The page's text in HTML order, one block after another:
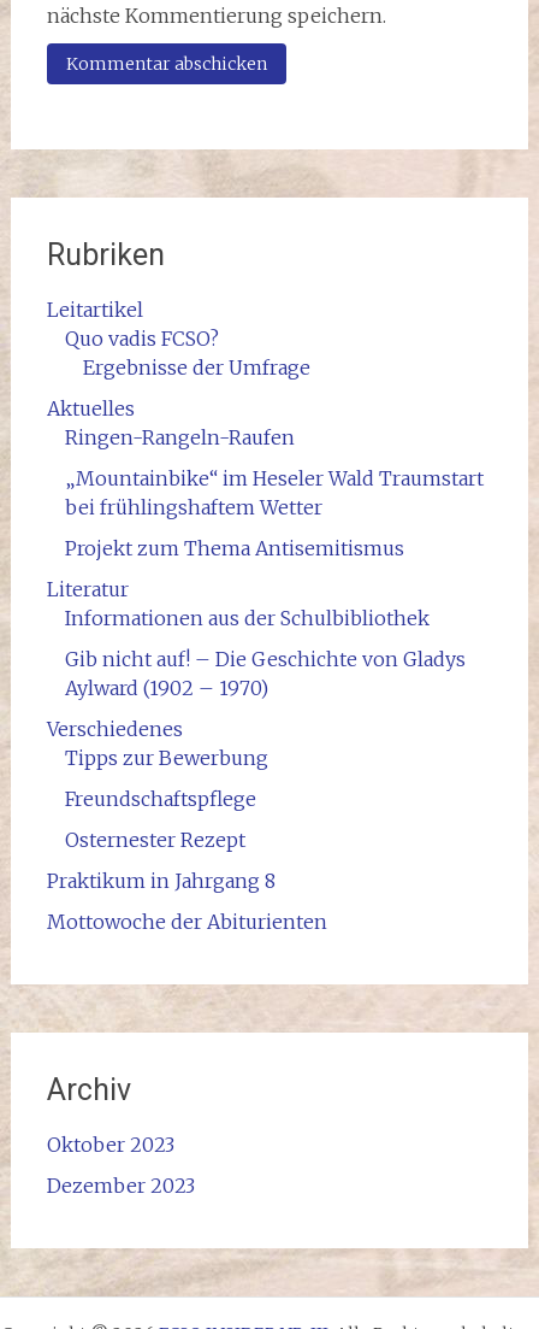
nächste Kommentierung speichern.
Rubriken
Leitartikel
Quo vadis FCSO?
Ergebnisse der Umfrage
Aktuelles
Ringen-Rangeln-Raufen
„Mountainbike“ im Heseler Wald Traumstart
bei frühlingshaftem Wetter
Projekt zum Thema Antisemitismus
Literatur
Informationen aus der Schulbibliothek
Gib nicht auf! – Die Geschichte von Gladys
Aylward (1902 – 1970)
Verschiedenes
Tipps zur Bewerbung
Freundschaftspflege
Osternester Rezept
Praktikum in Jahrgang 8
Mottowoche der Abiturienten
Archiv
Oktober 2023
Dezember 2023